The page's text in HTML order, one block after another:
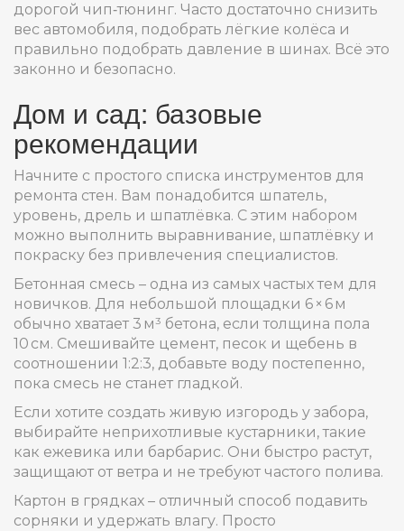
дорогой чип‑тюнинг. Часто достаточно снизить
вес автомобиля, подобрать лёгкие колёса и
правильно подобрать давление в шинах. Всё это
законно и безопасно.
Дом и сад: базовые
рекомендации
Начните с простого списка инструментов для
ремонта стен. Вам понадобится шпатель,
уровень, дрель и шпатлёвка. С этим набором
можно выполнить выравнивание, шпатлёвку и
покраску без привлечения специалистов.
Бетонная смесь – одна из самых частых тем для
новичков. Для небольшой площадки 6 × 6 м
обычно хватает 3 м³ бетона, если толщина пола
10 см. Смешивайте цемент, песок и щебень в
соотношении 1:2:3, добавьте воду постепенно,
пока смесь не станет гладкой.
Если хотите создать живую изгородь у забора,
выбирайте неприхотливые кустарники, такие
как ежевика или барбарис. Они быстро растут,
защищают от ветра и не требуют частого полива.
Картон в грядках – отличный способ подавить
сорняки и удержать влагу. Просто